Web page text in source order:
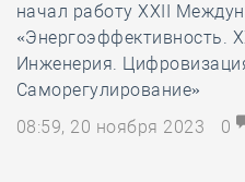
начал работу XXII
«Энергоэффективность.
Инженерия.
Саморегулирование»
08:59, 20 ноября 2023
0